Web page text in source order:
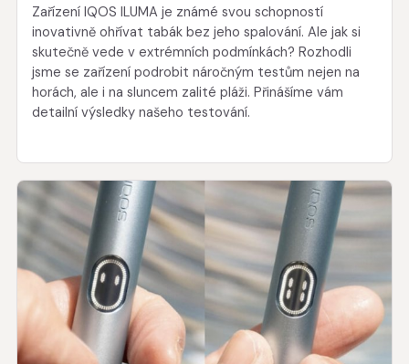
Zařízení IQOS ILUMA je známé svou schopností
inovativně ohřívat tabák bez jeho spalování. Ale jak si
skutečně vede v extrémních podmínkách? Rozhodli
jsme se zařízení podrobit náročným testům nejen na
horách, ale i na sluncem zalité pláži. Přinášíme vám
detailní výsledky našeho testování.